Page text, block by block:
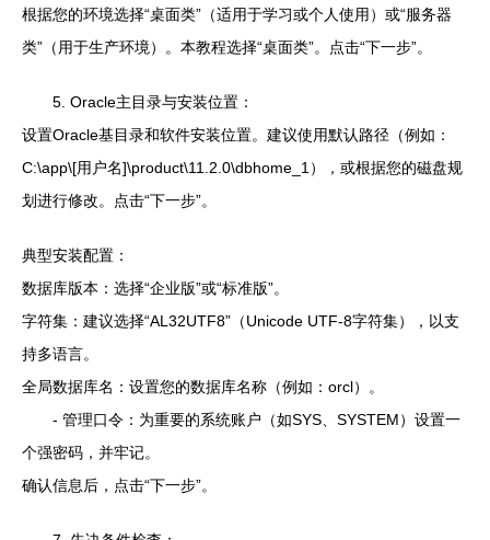
根据您的环境选择“桌面类”（适用于学习或个人使用）或“服务器
类”（用于生产环境）。本教程选择“桌面类”。点击“下一步”。
5. Oracle主目录与安装位置：
设置Oracle基目录和软件安装位置。建议使用默认路径（例如：
C:\app\[用户名]\product\11.2.0\dbhome_1），或根据您的磁盘规
划进行修改。点击“下一步”。
典型安装配置：
数据库版本：选择“企业版”或“标准版”。
字符集：建议选择“AL32UTF8”（Unicode UTF-8字符集），以支
持多语言。
全局数据库名：设置您的数据库名称（例如：orcl）。
- 管理口令：为重要的系统账户（如SYS、SYSTEM）设置一
个强密码，并牢记。
确认信息后，点击“下一步”。